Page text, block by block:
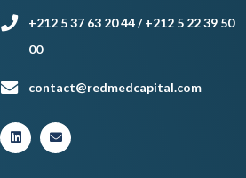
+212 5 37 63 20 44 / +212 5 22 39 50
00
contact@redmedcapital.com